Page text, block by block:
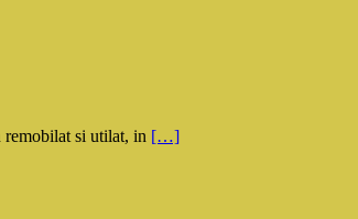
si utilat, in […]